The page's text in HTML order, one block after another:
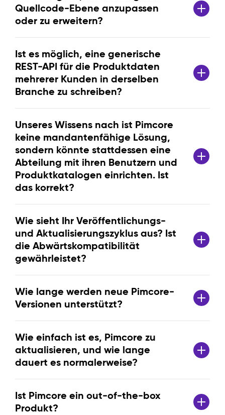
Quellcode-Ebene anzupassen
oder zu erweitern?
Ist es möglich, eine generische
REST-API für die Produktdaten
mehrerer Kunden in derselben
Branche zu schreiben?
Unseres Wissens nach ist Pimcore
keine mandantenfähige Lösung,
sondern könnte stattdessen eine
Abteilung mit ihren Benutzern und
Produktkatalogen einrichten. Ist
das korrekt?
Wie sieht Ihr Veröffentlichungs-
und Aktualisierungszyklus aus? Ist
die Abwärtskompatibilität
gewährleistet?
Wie lange werden neue Pimcore-
Versionen unterstützt?
Wie einfach ist es, Pimcore zu
aktualisieren, und wie lange
dauert es normalerweise?
Ist Pimcore ein out-of-the-box
Produkt?